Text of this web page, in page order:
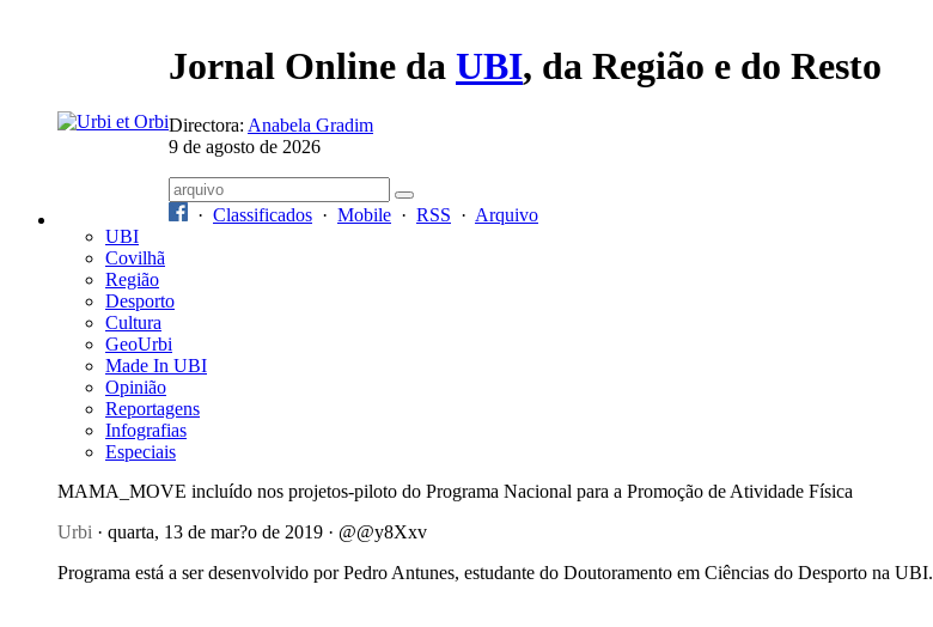
Jornal Online da UBI, da Região e do Resto
Directora: Anabela Gradim
9 de agosto de 2026
· Classificados · Mobile · RSS · Arquivo
UBI
Covilhã
Região
Desporto
Cultura
GeoUrbi
Made In UBI
Opinião
Reportagens
Infografias
Especiais
MAMA_MOVE incluído nos projetos-piloto do Programa Nacional para a Promoção de Atividade Física
Urbi · quarta, 13 de mar?o de 2019 · @@y8Xxv
Programa está a ser desenvolvido por Pedro Antunes, estudante do Doutoramento em Ciências do Desporto na UBI.